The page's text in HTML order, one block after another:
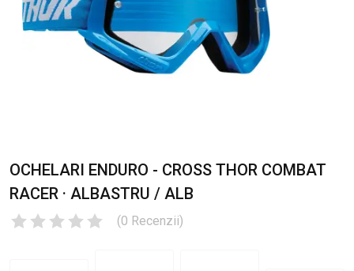
OCHELARI ENDURO - CROSS THOR COMBAT
RACER · ALBASTRU / ALB
(0 Recenzii)